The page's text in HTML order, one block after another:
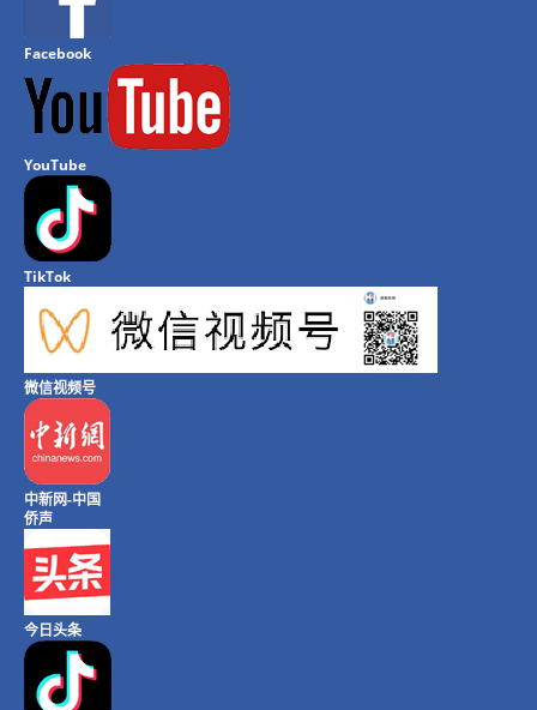
Facebook
YouTube
TikTok
微信视频号
中新网-中国
侨声
今日头条